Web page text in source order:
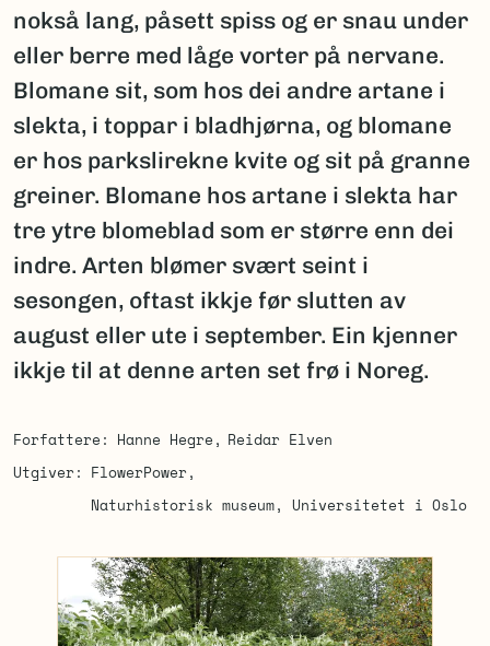
nokså lang, påsett spiss og er snau under
eller berre med låge vorter på nervane.
Blomane sit, som hos dei andre artane i
slekta, i toppar i bladhjørna, og blomane
er hos parkslirekne kvite og sit på granne
greiner. Blomane hos artane i slekta har
tre ytre blomeblad som er større enn dei
indre. Arten blømer svært seint i
sesongen, oftast ikkje før slutten av
august eller ute i september. Ein kjenner
ikkje til at denne arten set frø i Noreg.
Forfattere Hanne Hegre
Reidar Elven
Utgiver
FlowerPower
Naturhistorisk museum, Universitetet i Oslo